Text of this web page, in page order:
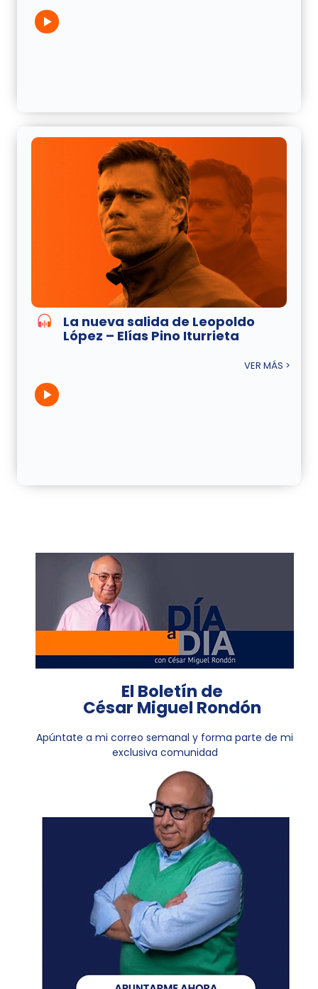
La nueva salida de Leopoldo
López – Elías Pino Iturrieta
VER MÁS >
El Boletín de
César Miguel Rondón
Apúntate a mi correo semanal y forma parte de mi
exclusiva comunidad